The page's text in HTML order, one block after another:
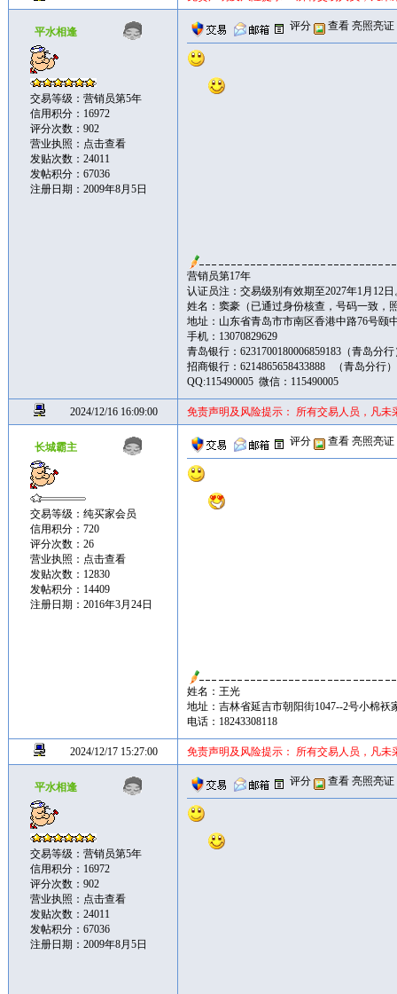
平水相逢
交易等级：营销员第5年
信用积分：16972
评分次数：902
营业执照： 点击查看
发贴次数：24011
发帖积分：67036
注册日期：2009年8月5日
评分 查看 亮照亮证
营销员第17年
认证员注：交易级别有效期至2027年1月12日
姓名：窦豪（已通过身份核查，号码一致，
地址：山东省青岛市市南区香港中路76号颐
手机：13070829629
青岛银行：6231700180006859183（青岛分
招商银行：6214865658433888 （青岛分行
QQ:115490005 微信：115490005
2024/12/16 16:09:00 免责声明及风险提示： 所有交易人员，凡
长城霸主
交易等级：纯买家会员
信用积分：720
评分次数：26
营业执照： 点击查看
发贴次数：12830
发帖积分：14409
注册日期：2016年3月24日
评分 查看 亮照亮证
姓名：王光
地址：吉林省延吉市朝阳街1047--2号小棉
电话：18243308118
2024/12/17 15:27:00 免责声明及风险提示： 所有交易人员，凡
平水相逢
交易等级：营销员第5年
信用积分：16972
评分次数：902
营业执照： 点击查看
发贴次数：24011
发帖积分：67036
注册日期：2009年8月5日
评分 查看 亮照亮证